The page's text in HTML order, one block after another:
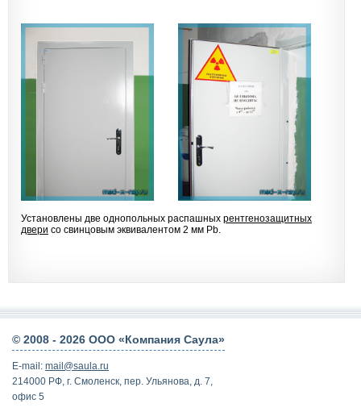
Установлены две однопольных распашных рентгенозащитных
двери со свинцовым эквивалентом 2 мм Pb.
© 2008 - 2026 ООО «Компания Саула»
E-mail: mail@saula.ru
214000 РФ, г. Смоленск, пер. Ульянова, д. 7,
офис 5